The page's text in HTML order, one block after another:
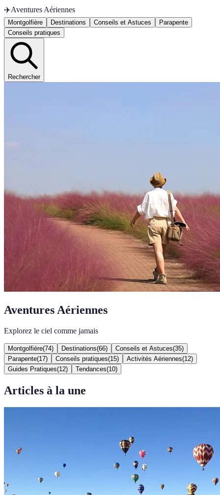
✈️Aventures Aériennes
Montgolfière Destinations Conseils et Astuces
Parapente
Conseils pratiques
Rechercher
Aventures Aériennes
Explorez le ciel comme jamais
Montgolfière(74) Destinations(66) Conseils et Astuces(35)
Parapente(17) Conseils pratiques(15) Activités Aériennes(12)
Guides Pratiques(12) Tendances(10)
Articles à la une